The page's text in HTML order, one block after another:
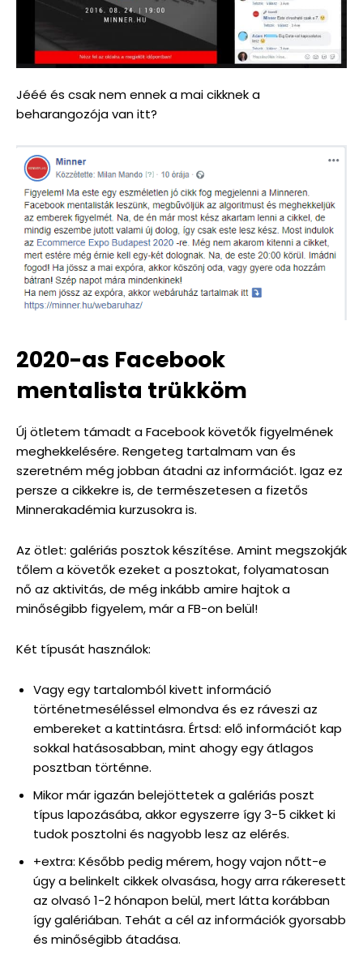
Jééé és csak nem ennek a mai cikknek a
beharangozója van itt?
2020-as Facebook
mentalista trükköm
Új ötletem támadt a Facebook követők figyelmének
meghekkelésére. Rengeteg tartalmam van és
szeretném még jobban átadni az információt. Igaz ez
persze a cikkekre is, de természetesen a fizetős
Minnerakadémia kurzusokra is.
Az ötlet: galériás posztok készítése. Amint megszokják
tőlem a követők ezeket a posztokat, folyamatosan
nő az aktivitás, de még inkább amire hajtok a
minőségibb figyelem, már a FB-on belül!
Két típusát használok:
Vagy egy tartalomból kivett információ
történetmeséléssel elmondva és ez ráveszi az
embereket a kattintásra. Értsd: elő információt kap
sokkal hatásosabban, mint ahogy egy átlagos
posztban történne.
Mikor már igazán belejöttetek a galériás poszt
típus lapozásába, akkor egyszerre így 3-5 cikket ki
tudok posztolni és nagyobb lesz az elérés.
+extra: Később pedig mérem, hogy vajon nőtt-e
úgy a belinkelt cikkek olvasása, hogy arra rákeresett
az olvasó 1-2 hónapon belül, mert látta korábban
így galériában. Tehát a cél az információk gyorsabb
és minőségibb átadása.